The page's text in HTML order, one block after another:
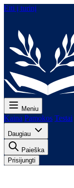
Eiti į turinį
Meniu
Kaina Pamokos Testai
Daugiau
Paieška
Prisijungti